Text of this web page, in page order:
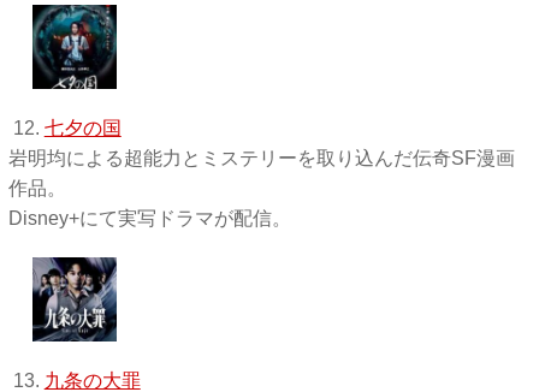
12. 七夕の国
岩明均による超能力とミステリーを取り込んだ伝奇SF漫画
作品。
Disney+にて実写ドラマが配信。
13. 九条の大罪